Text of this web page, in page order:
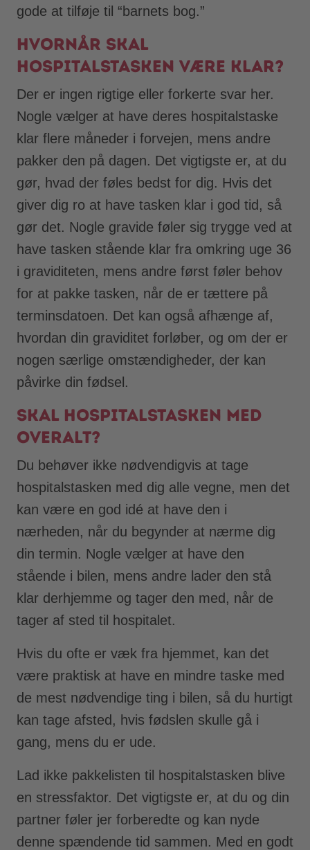
gode at tilføje til “barnets bog.”
Hvornår skal
hospitalstasken være klar?
Der er ingen rigtige eller forkerte svar her.
Nogle vælger at have deres hospitalstaske
klar flere måneder i forvejen, mens andre
pakker den på dagen. Det vigtigste er, at du
gør, hvad der føles bedst for dig. Hvis det
giver dig ro at have tasken klar i god tid, så
gør det. Nogle gravide føler sig trygge ved at
have tasken stående klar fra omkring uge 36
i graviditeten, mens andre først føler behov
for at pakke tasken, når de er tættere på
terminsdatoen. Det kan også afhænge af,
hvordan din graviditet forløber, og om der er
nogen særlige omstændigheder, der kan
påvirke din fødsel.
Skal hospitalstasken med
overalt?
Du behøver ikke nødvendigvis at tage
hospitalstasken med dig alle vegne, men det
kan være en god idé at have den i
nærheden, når du begynder at nærme dig
din termin. Nogle vælger at have den
stående i bilen, mens andre lader den stå
klar derhjemme og tager den med, når de
tager af sted til hospitalet.
Hvis du ofte er væk fra hjemmet, kan det
være praktisk at have en mindre taske med
de mest nødvendige ting i bilen, så du hurtigt
kan tage afsted, hvis fødslen skulle gå i
gang, mens du er ude.
Lad ikke pakkelisten til hospitalstasken blive
en stressfaktor. Det vigtigste er, at du og din
partner føler jer forberedte og kan nyde
denne spændende tid sammen. Med en godt